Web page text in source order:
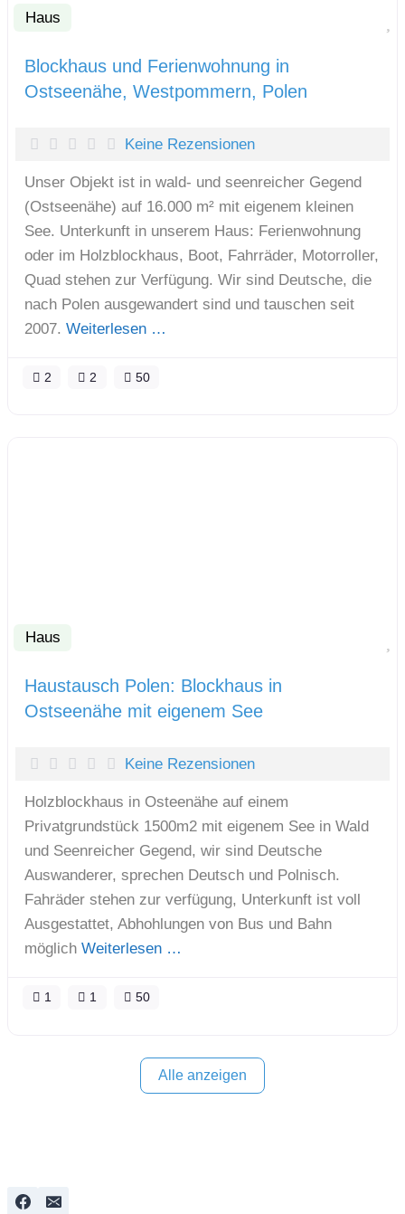
Haus
Blockhaus und Ferienwohnung in
Ostseenähe, Westpommern, Polen
Keine Rezensionen
Unser Objekt ist in wald- und seenreicher Gegend
(Ostseenähe) auf 16.000 m² mit eigenem kleinen
See. Unterkunft in unserem Haus: Ferienwohnung
oder im Holzblockhaus, Boot, Fahrräder, Motorroller,
Quad stehen zur Verfügung. Wir sind Deutsche, die
nach Polen ausgewandert sind und tauschen seit
2007. Weiterlesen …
2 2 50
Haus
Haustausch Polen: Blockhaus in
Ostseenähe mit eigenem See
Keine Rezensionen
Holzblockhaus in Osteenähe auf einem
Privatgrundstück 1500m2 mit eigenem See in Wald
und Seenreicher Gegend, wir sind Deutsche
Auswanderer, sprechen Deutsch und Polnisch.
Fahräder stehen zur verfügung, Unterkunft ist voll
Ausgestattet, Abhohlungen von Bus und Bahn
möglich Weiterlesen …
1 1 50
Alle anzeigen